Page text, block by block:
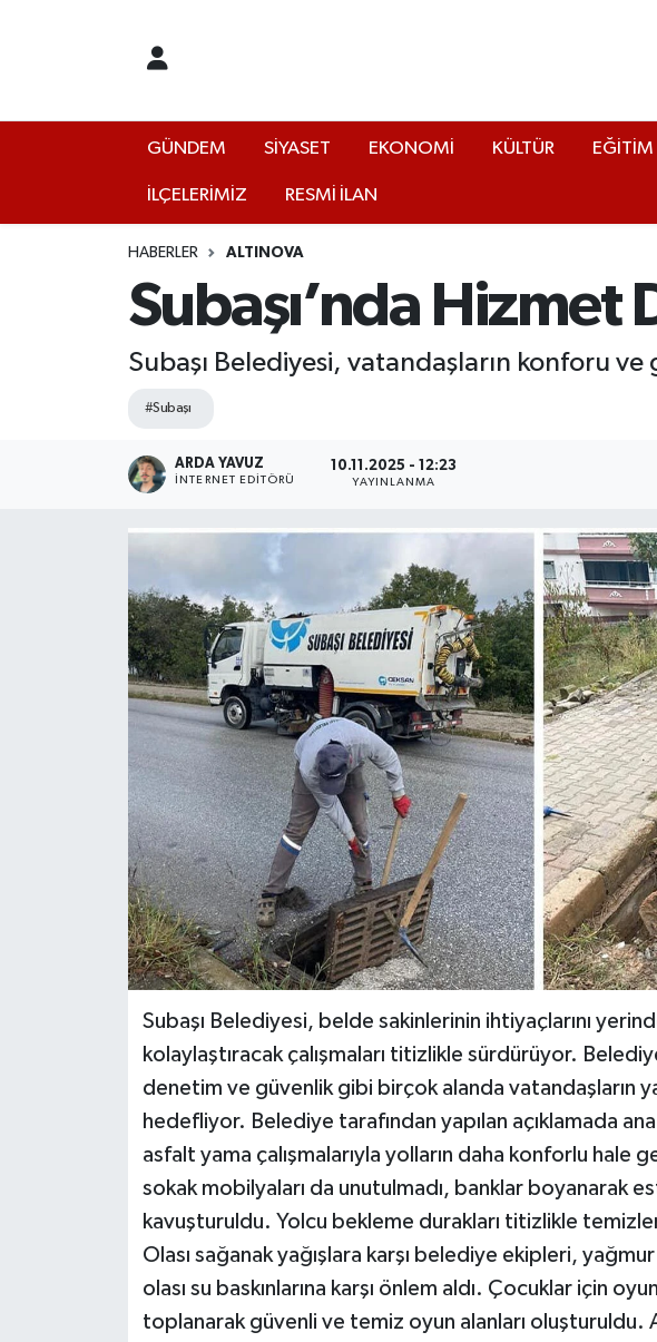
GÜNDEM SİYASET EKONOMİ KÜLTÜR EĞİTİM
İLÇELERİMİZ RESMİ İLAN
HABERLER ALTINOVA
Subaşı’nda
Subaşı Belediyesi, vatandaşların konforu
#Subaşı
ARDA YAVUZ
İNTERNET EDITÖRÜ
10.11.2025 - 12:23
YAYINLANMA
Subaşı Belediyesi, belde sakinlerinin ihtiyaçlarını
kolaylaştıracak çalışmaları titizlikle sürdürüyor.
denetim ve güvenlik gibi birçok alanda vatandaşların
hedefliyor. Belediye tarafından yapılan açıklamada
asfalt yama çalışmalarıyla yolların daha konforlu hale
sokak mobilyaları da unutulmadı, banklar boyanarak
kavuşturuldu. Yolcu bekleme durakları titizlikle
Olası sağanak yağışlara karşı belediye ekipleri,
olası su baskınlarına karşı önlem aldı. Çocuklar için
toplanarak güvenli ve temiz oyun alanları oluşturuldu.
EKONOMİ
KÜLTÜR
BİLİM VE TEKNOLOJİ
SAĞLIK
ULUSAL
İLÇELERİMİZ
RESMİ İLAN
Yalova Hava Durumu
Yalova Namaz Vakitleri
Yalova Trafik Yoğunluk Haritası
Puan Durumu ve Fikstür
Tüm Manşetler
Haber Arşivi